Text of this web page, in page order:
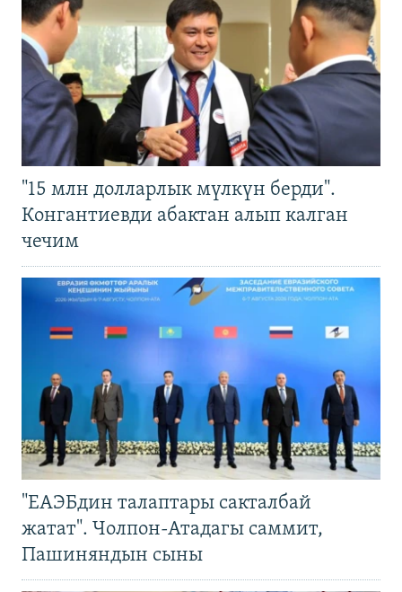
"15 млн долларлык мүлкүн берди".
Конгантиевди абактан алып калган
чечим
"ЕАЭБдин талаптары сакталбай
жатат". Чолпон-Атадагы саммит,
Пашиняндын сыны